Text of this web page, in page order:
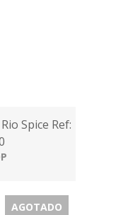
Spice Ref:
AGOTADO